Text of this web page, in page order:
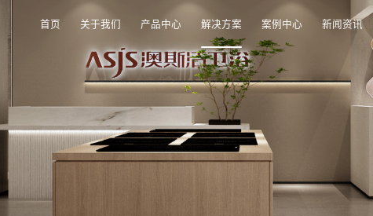
首页 关于我们 产品中心 解决方案 案例中心 新闻资讯